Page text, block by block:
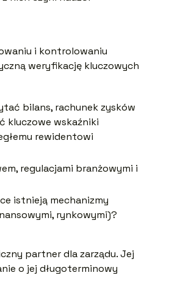
i kontrolowaniu
weryfikację kluczowych
bilans, rachunek zysków
kluczowe wskaźniki
rewidentowi
regulacjami branżowymi i
istnieją mechanizmy
rynkowymi)?
partner dla zarządu. Jej
o jej długoterminowy